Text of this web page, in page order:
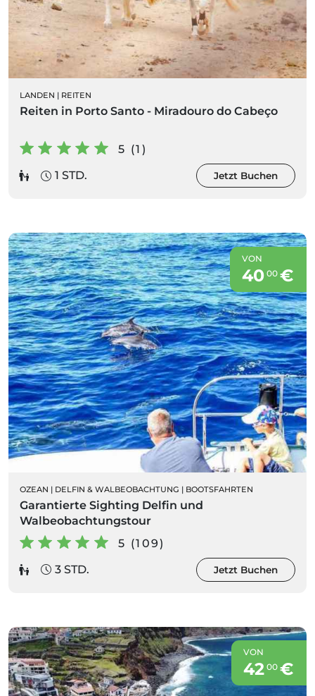
LANDEN | REITEN
Reiten in Porto Santo - Miradouro do Cabeço
5 (1)
1 STD.
Jetzt Buchen
VON
40 00€
OZEAN | DELFIN & WALBEOBACHTUNG | BOOTSFAHRTEN
Garantierte Sighting Delfin und
Walbeobachtungstour
5 (109)
3 STD.
Jetzt Buchen
VON
42 00€